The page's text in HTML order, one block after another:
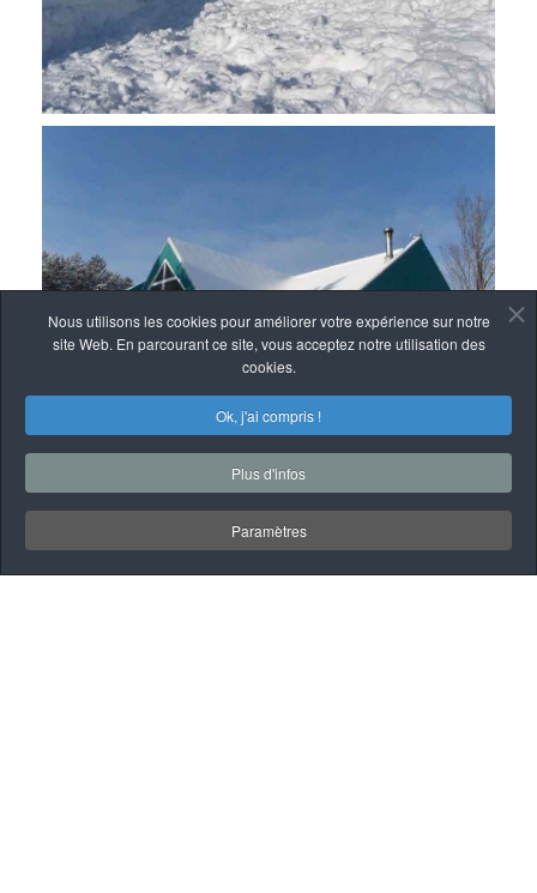
Nous utilisons les cookies pour améliorer votre expérience sur notre
site Web. En parcourant ce site, vous acceptez notre utilisation des
cookies.
Ok, j'ai compris !
Plus d'infos
Paramètres